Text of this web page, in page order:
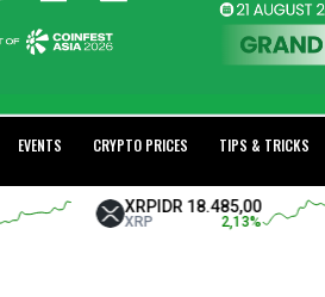
EVENTS CRYPTO PRICES TIPS & TRICKS
XRP IDR 18.485,00
2,13